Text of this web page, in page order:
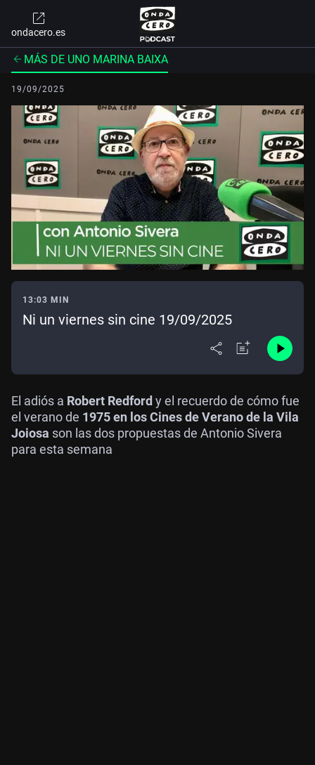
ondacero.es
MÁS DE UNO MARINA BAIXA
19/09/2025
13:03 MIN
Ni un viernes sin cine 19/09/2025
El adiós a Robert Redford y el recuerdo de cómo fue
el verano de 1975 en los Cines de Verano de la Vila
Joiosa son las dos propuestas de Antonio Sivera
para esta semana